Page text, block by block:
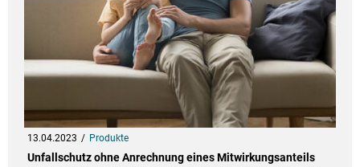
13.04.2023 Produkte
Unfallschutz ohne Anrechnung eines Mitwirkungsanteils